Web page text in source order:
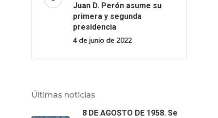
Juan D. Perón asume su
primera y segunda
presidencia
4 de junio de 2022
Últimas noticias
8 DE AGOSTO DE 1958. Se